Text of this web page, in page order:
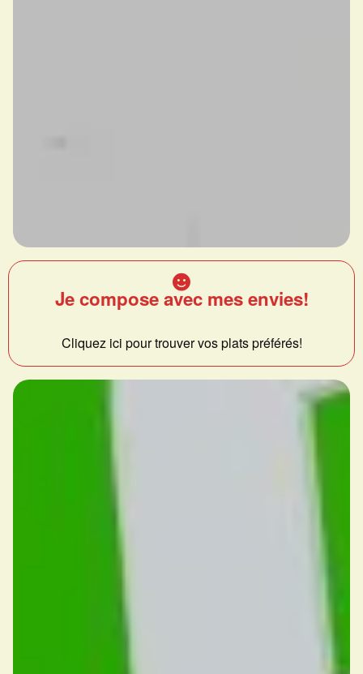
Je compose avec mes envies!
Cliquez ici pour trouver vos plats préférés!